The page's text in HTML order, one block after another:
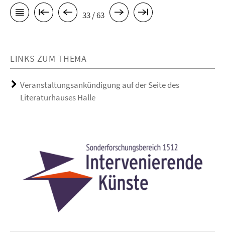
33 / 63
LINKS ZUM THEMA
Veranstaltungsankündigung auf der Seite des
Literaturhauses Halle